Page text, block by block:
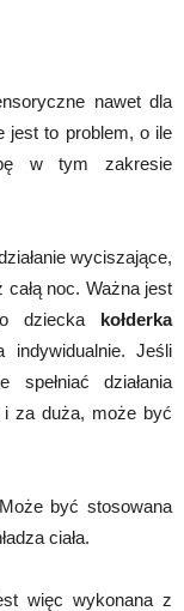
nawet dla
jest to problem, o ile
w tym zakresie
wyciszające,
noc. Ważna jest
dziecka kołderka
Jeśli
działania
i za duża, może być
być stosowana
ciała.
więc wykonana z